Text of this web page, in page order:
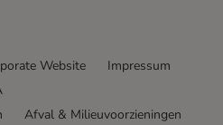
Website
Impressum
Afval & Milieuvoorzieningen